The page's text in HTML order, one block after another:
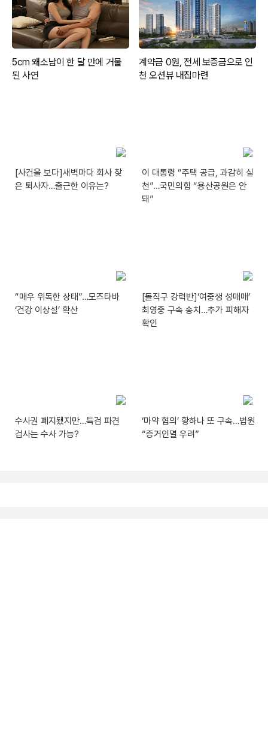
[사건을 보다]새벽마다 회사 찾
은 퇴사자…출근한 이유는?
이 대통령 “주택 공급, 과감히 실
천”…국민의힘 “용산공원은 안
돼”
“매우 위독한 상태”…모즈타바
‘건강 이상설’ 확산
[돌직구 강력반]‘여중생 성매매’
최영중 구속 송치…추가 피해자
확인
수사권 폐지됐지만…특검 파견
검사는 수사 가능?
‘마약 혐의’ 황하나 또 구속…법원
“증거인멸 우려”